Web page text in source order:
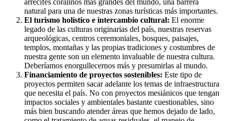
arrecifes coralinos más grandes del mundo, una barrera
natural para una de nuestras zonas turísticas más importantes.
El turismo holístico e intercambio cultural: El enorme
legado de las culturas originarias del país, nuestras reservas
arqueológicas, centros ceremoniales, bosques, paisajes,
templos, montañas y las propias tradiciones y costumbres de
nuestra gente son un elemento invaluable de nuestra cultura.
Deberíamos enorgullecernos más y presumirlas al mundo.
Financiamiento de proyectos sostenibles: Este tipo de
proyectos permiten sacar adelante los temas de infraestructura
que necesita el país. No con proyectos mesiánicos que tengan
impactos sociales y ambientales bastante cuestionables, sino
más bien buscando atender áreas que hemos dejado de lado,